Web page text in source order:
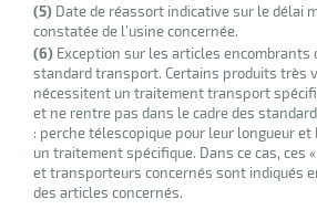
(5) Date de réassort indicative sur le délai
constatée de l’usine concernée.
(6) Exception sur les articles encombrants
standard transport. Certains produits très
nécessitent un traitement transport
et ne rentre pas dans le cadre des
: perche télescopique pour leur longueur
un traitement spécifique. Dans ce cas, ces
et transporteurs concernés sont indiqués
des articles concernés.